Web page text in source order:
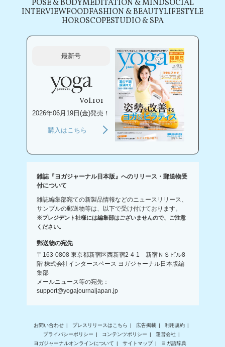
POSE & BODYMEDITATION & MINDSOCIAL
INTERVIEWFOODFASHION & BEAUTYLIFESTYLE
HOROSCOPESTUDIO & SPA
最新号
Vol.101
2026年06月19日(金)発売！
購入はこちら
雑誌『ヨガジャーナル日本版』へのリリース・郵送物受
付について
雑誌編集部宛ての新製品情報などのニュースリリース、
サンプルの郵送物等は、以下で受け付けております。
※プレジデント社様には編集部はございませんので、ご注意
ください。
郵送物の宛先
〒163-0808 東京都新宿区西新宿2-4-1 新宿ＮＳビル8
階 株式会社インタースペース ヨガジャーナル日本版編
集部
メールニュース等の宛先：
support@yogajournaljapan.jp
お問い合わせ プレスリリースはこちら 広告掲載
利用規約
プライバシーポリシー
コンテンツポリシー
運営会社
ヨガジャーナルオンラインについて
サイトマップ ヨガ語辞典